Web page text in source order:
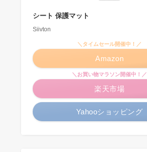
シート 保護マット
Siivton
＼タイムセール開催中！／
Amazon
＼お買い物マラソン開催中！／
楽天市場
Yahooショッピング